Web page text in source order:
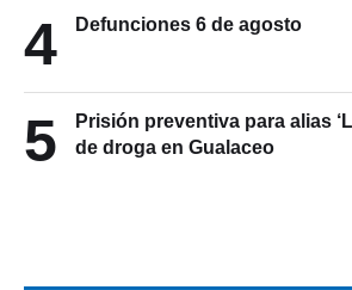
4 Defunciones 6 de agosto
5
Prisión preventiva para alias
de droga en Gualaceo